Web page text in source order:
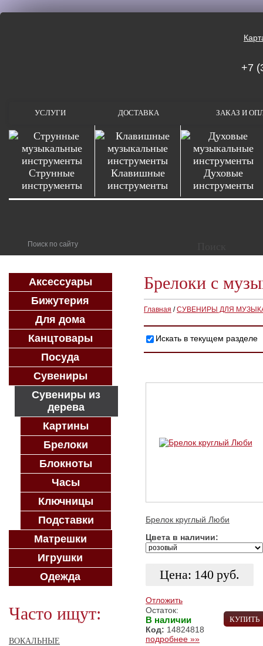
+7
УСЛУГИ ДОСТАВКА ЗАКАЗ И
Струнные
инструменты
Клавишные
инструменты
Духовые
инструменты
Брелоки с
Главная /СУВЕНИРЫ ДЛЯ
Искать в текущем разделе
Брелок круглый Люби
Цвета в наличии:
Цена: 140 руб.
Отложить
КУПИТЬ
Остаток:
В наличии
Код: 14824818
подробнее »»
Аксессуары
Бижутерия
Для дома
Канцтовары
Посуда
Сувениры
Сувениры из
дерева
Картины
Брелоки
Блокноты
Часы
Ключницы
Подставки
Матрешки
Игрушки
Одежда
Часто ищут:
ВОКАЛЬНЫЕ